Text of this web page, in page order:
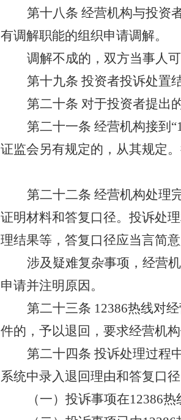
第十八条 经营机构与投资
有调解职能的组织申请调解。
调解不成的， 双方当事人
第十九条 投资者投诉处置
第二十条 对于投资者提出
第二十一条 经营机构接到
证监会另有规定的，从其规定
第二十二条 经营机构处理
证明材料和答复口径。投诉处
理结果等，答复口径应当言简
涉及疑难复杂事项， 经营
申请并注明原因。
第二十三条 12386热线对
件的， 予以退回，要求经营机构
第二十四条 投诉处理过程
系统中录入退回理由和答复口径
（一）投诉事项在12386